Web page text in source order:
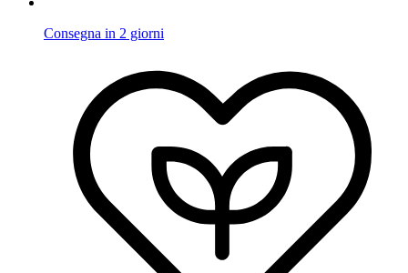
Consegna in 2 giorni